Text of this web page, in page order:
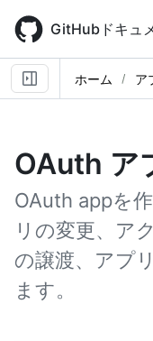
main
content
GitHubドキュ
ホーム ア
OAuth ア
OAuth appを
リの変更、ア
の譲渡、アプ
ます。